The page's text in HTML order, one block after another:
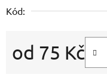
Kód:
od 75 Kč